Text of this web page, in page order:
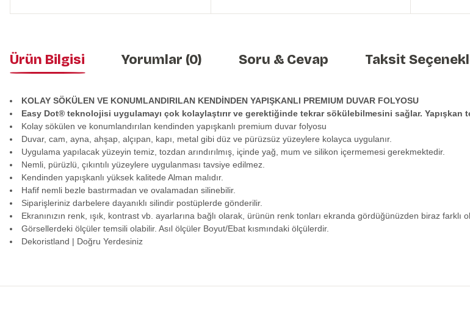
Ürün Bilgisi Yorumlar (0) Soru & Cevap Taksit
KOLAY SÖKÜLEN VE KONUMLANDIRILAN KENDİNDEN YAPIŞKANLI PREMIUM DUVAR FOLYOSU
Easy Dot® teknolojisi uygulamayı çok kolaylaştırır ve gerektiğinde tekrar sökülebilmesini sağlar. Yapışkan
Kolay sökülen ve konumlandırılan kendinden yapışkanlı premium duvar folyosu
Duvar, cam, ayna, ahşap, alçıpan, kapı, metal gibi düz ve pürüzsüz yüzeylere kolayca uygulanır.
Uygulama yapılacak yüzeyin temiz, tozdan arındırılmış, içinde yağ, mum ve silikon içermemesi gerekmektedir.
Nemli, pürüzlü, çıkıntılı yüzeylere uygulanması tavsiye edilmez.
Kendinden yapışkanlı yüksek kalitede Alman malıdır.
Hafif nemli bezle bastırmadan ve ovalamadan silinebilir.
Siparişleriniz darbelere dayanıklı silindir postüplerde gönderilir.
Ekranınızın renk, ışık, kontrast vb. ayarlarına bağlı olarak, ürünün renk tonları ekranda gördüğünüzden biraz farklı
Görsellerdeki ölçüler temsili olabilir. Asıl ölçüler Boyut/Ebat kısmındaki ölçülerdir.
Dekoristland | Doğru Yerdesiniz